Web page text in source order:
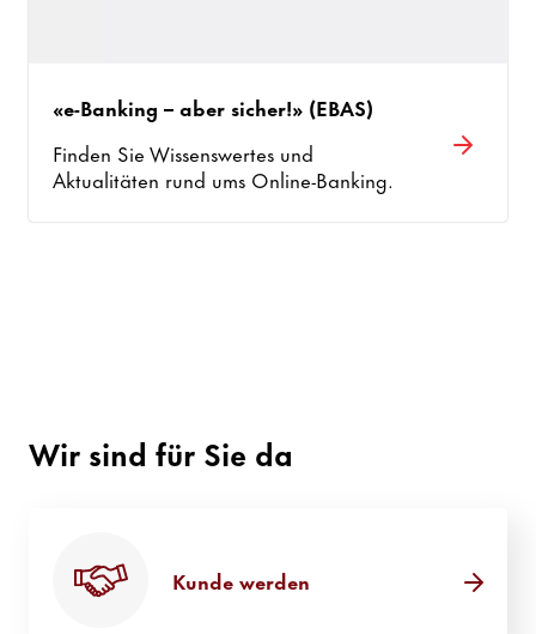
«e-Banking – aber sicher!» (EBAS)
Finden Sie Wissenswertes und
Aktualitäten rund ums Online-Banking.
Wir sind für Sie da
Kunde werden